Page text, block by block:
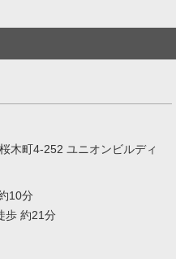
木町4-252 ユニオンビルディ
10分
歩 約21分